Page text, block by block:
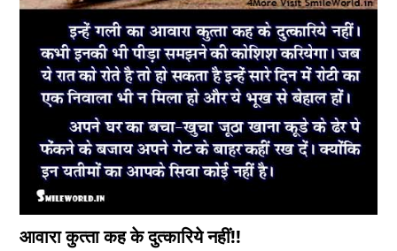
आवारा कुत्‍ता कह के दुत्‍कारिये नहीं!!